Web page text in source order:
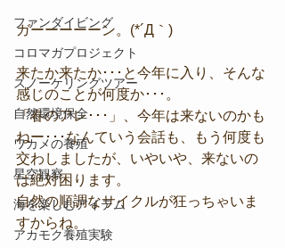
ファンダイビング
コロマガプロジェクト
スノーケリングツアー
自然環境保全
ワカメの養殖
星空観察
海を楽しむアイテム
アカモク養殖実験
ガーーーーーン。(*´Д｀)
来たか来たか･･･と今年に入り、そんな
感じのことが何度か･･･。
「春のアレ･･･」、今年は来ないのかも
ねー･･･なんていう会話も、もう何度も
交わしましたが、いやいや、来ないの
は絶対困ります。
自然の順調なサイクルが狂っちゃいま
すからね。